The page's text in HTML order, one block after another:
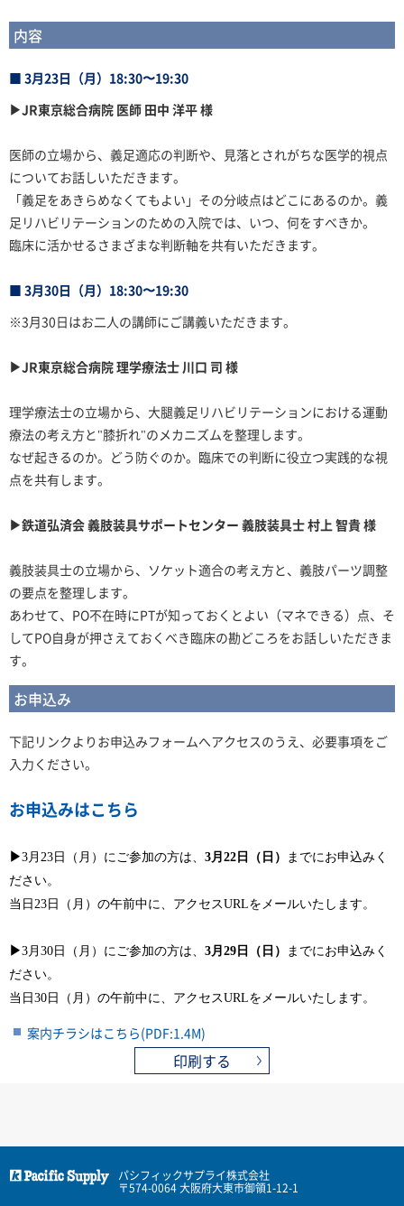
内容
■ 3月23日（月）18:30〜19:30
▶JR東京総合病院 医師 田中 洋平 様
医師の立場から、義足適応の判断や、見落とされがちな医学的視点
についてお話しいただきます。
「義足をあきらめなくてもよい」その分岐点はどこにあるのか。義
足リハビリテーションのための入院では、いつ、何をすべきか。
臨床に活かせるさまざまな判断軸を共有いただきます。
■ 3月30日（月）18:30〜19:30
※3月30日はお二人の講師にご講義いただきます。
▶JR東京総合病院 理学療法士 川口 司 様
理学療法士の立場から、大腿義足リハビリテーションにおける運動
療法の考え方と"膝折れ"のメカニズムを整理します。
なぜ起きるのか。どう防ぐのか。臨床での判断に役立つ実践的な視
点を共有します。
▶鉄道弘済会 義肢装具サポートセンター 義肢装具士 村上 智貴 様
義肢装具士の立場から、ソケット適合の考え方と、義肢パーツ調整
の要点を整理します。
あわせて、PO不在時にPTが知っておくとよい（マネできる）点、そ
してPO自身が押さえておくべき臨床の勘どころをお話しいただきま
す。
お申込み
下記リンクよりお申込みフォームへアクセスのうえ、必要事項をご
入力ください。
お申込みはこちら
▶3月23日（月）にご参加の方は、 3月22日（日）
までにお申込みく
ださい。
当日23日（月）の午前中に、アクセスURLをメールいたします。
▶3月30日（月）にご参加の方は、 3月29日（日）
までにお申込みく
ださい。
当日30日（月）の午前中に、アクセスURLをメールいたします。
案内チラシはこちら(PDF:1.4M)
印刷する
パシフィックサプライ株式会社
〒574-0064 大阪府大東市御領1-12-1